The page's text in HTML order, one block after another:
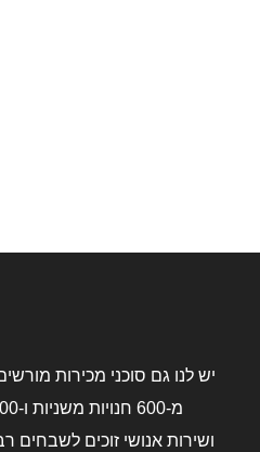
ושירות אנושי זוכים